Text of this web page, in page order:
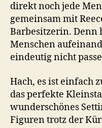
direkt noch jede
gemeinsam mit
Barbesitzerin.
Menschen
eindeutig nicht
Hach, es ist einfach
das perfekte
wunderschönes
Figuren trotz der